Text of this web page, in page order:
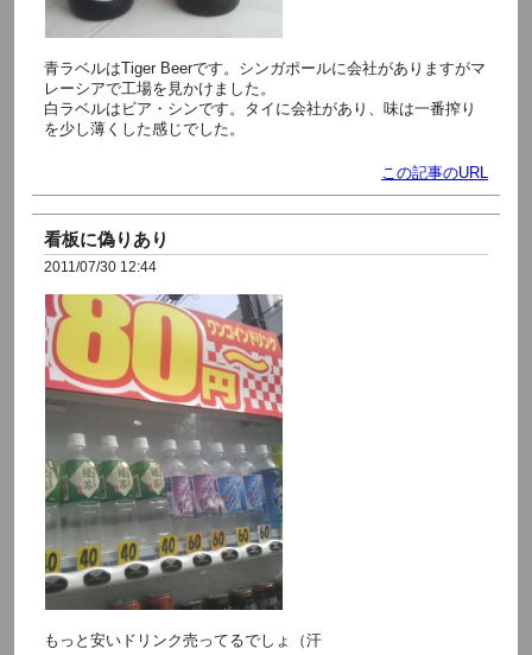
青ラベルはTiger Beerです。シンガポールに会社がありますがマ
レーシアで工場を見かけました。
白ラベルはビア・シンです。タイに会社があり、味は一番搾り
を少し薄くした感じでした。
この記事のURL
看板に偽りあり
2011/07/30 12:44
もっと安いドリンク売ってるでしょ（汗